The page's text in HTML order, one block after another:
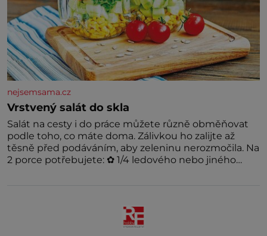
nejsemsama.cz
Vrstvený salát do skla
Salát na cesty i do práce můžete různě obměňovat
podle toho, co máte doma. Zálivkou ho zalijte až
těsně před podáváním, aby zeleninu nerozmočila. Na
2 porce potřebujete: ✿ 1/4 ledového nebo jiného